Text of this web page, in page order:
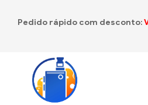
Pedido rápido com desconto: